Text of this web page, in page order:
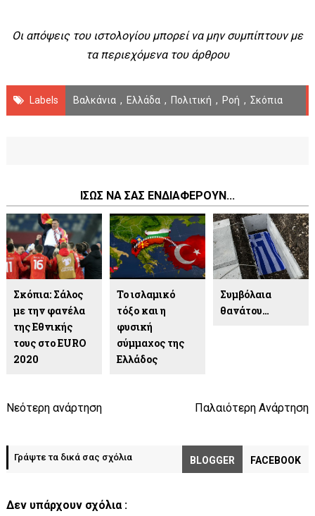
Οι απόψεις του ιστολογίου μπορεί να μην συμπίπτουν με
τα περιεχόμενα του άρθρου
Labels Βαλκάνια , Ελλάδα , Πολιτική , Ροή , Σκόπια
ΙΣΩΣ ΝΑ ΣΑΣ ΕΝΔΙΑΦΕΡΟΥΝ...
Σκόπια: Σάλος
με την φανέλα
της Εθνικής
τους στο EURO
2020
Το ισλαμικό
τόξο και η
φυσική
σύμμαχος της
Ελλάδος
Συμβόλαια
θανάτου…
Νεότερη ανάρτηση Παλαιότερη Ανάρτηση
Γράψτε τα δικά σας σχόλια BLOGGER FACEBOOK
Δεν υπάρχουν σχόλια :